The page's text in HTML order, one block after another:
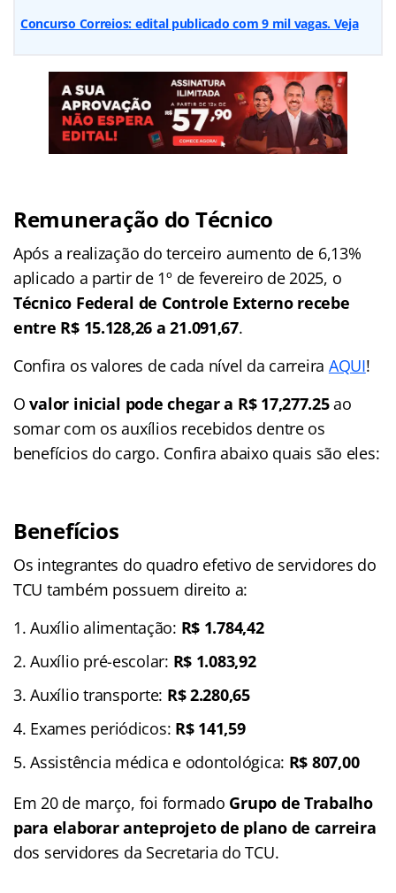
Concurso Correios: edital publicado com 9 mil vagas. Veja
Remuneração do Técnico
Após a realização do terceiro aumento de 6,13%
aplicado a partir de 1º de fevereiro de 2025, o
Técnico Federal de Controle Externo recebe
entre R$ 15.128,26 a 21.091,67.
Confira os valores de cada nível da carreira AQUI!
Ovalor inicial pode chegar a R$ 17,277.25ao
somar com os auxílios recebidos dentre os
benefícios do cargo. Confira abaixo quais são eles:
Benefícios
Os integrantes do quadro efetivo de servidores do
TCU também possuem direito a:
Auxílio alimentação: R$ 1.784,42
Auxílio pré-escolar: R$ 1.083,92
Auxílio transporte: R$ 2.280,65
Exames periódicos: R$ 141,59
Assistência médica e odontológica: R$ 807,00
Em 20 de março, foi formado Grupo de Trabalho
para elaborar anteprojeto de plano de carreira
dos servidores da Secretaria do TCU.